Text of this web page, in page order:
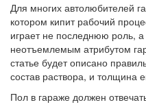
Для многих автолюбителей
котором кипит рабочий
играет не последнюю роль,
неотъемлемым атрибутом
статье будет описано
состав раствора, и толщина
Пол в гараже должен